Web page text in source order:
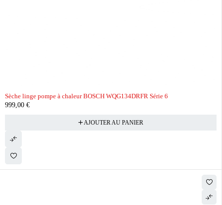
Sèche linge pompe à chaleur BOSCH WQG134DRFR Série 6
999,00 €
AJOUTER AU PANIER